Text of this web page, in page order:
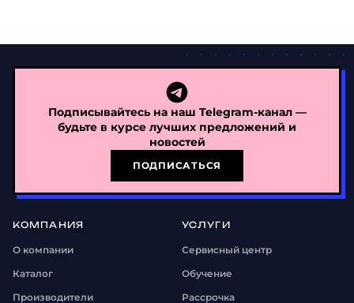
Подписывайтесь на наш Telegram-канал —
будьте в курсе лучших предложений и
новостей
ПОДПИСАТЬСЯ
КОМПАНИЯ
О компании
Каталог
Производители
УСЛУГИ
Сервисный центр
Обучение
Рассрочка